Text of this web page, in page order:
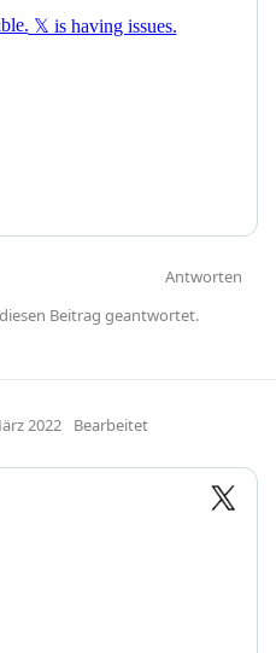
Antworten
Beitrag geantwortet.
2022 Bearbeitet